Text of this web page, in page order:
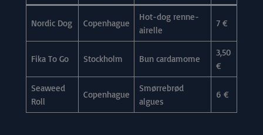
Nordic Dog Copenhague
Hot-dog renne-
airelle
7 €
Fika To Go Stockholm Bun cardamome
3,50
€
Seaweed
Roll
Copenhague
Smørrebrød
algues
6 €